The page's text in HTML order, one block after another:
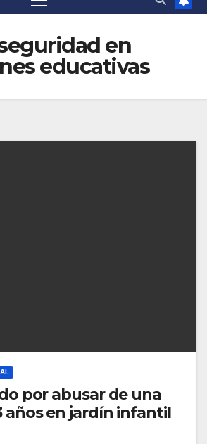
en
educativas
por abusar de una
años en jardín infantil